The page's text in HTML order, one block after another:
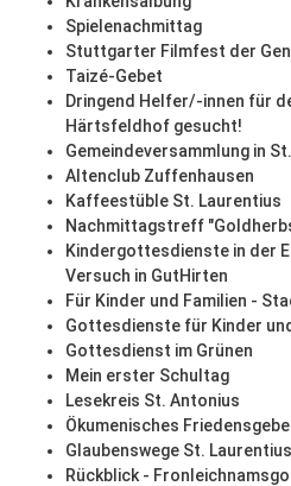
Spielenachmittag
Stuttgarter Filmfest der
Taizé-Gebet
Dringend Helfer/-innen für
Härtsfeldhof gesucht!
Gemeindeversammlung in
Altenclub Zuffenhausen
Kaffeestüble St. Laurentius
Nachmittagstreff
Kindergottesdienste in der
Versuch in GutHirten
Für Kinder und Familien -
Gottesdienste für Kinder
Gottesdienst im Grünen
Mein erster Schultag
Lesekreis St. Antonius
Ökumenisches
Glaubenswege St. Laurentius
Rückblick -